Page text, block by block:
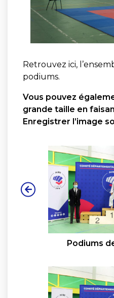
Retrouvez ici,
podiums.
Vous pouvez
grande taille en
Enregistrer l’image
Podiums